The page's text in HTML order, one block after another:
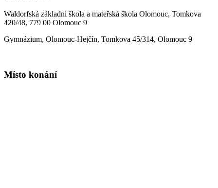
Waldorfská základní škola a mateřská škola Olomouc, Tomkova
420/48, 779 00 Olomouc 9
Gymnázium, Olomouc-Hejčín, Tomkova 45/314, Olomouc 9
Místo konání